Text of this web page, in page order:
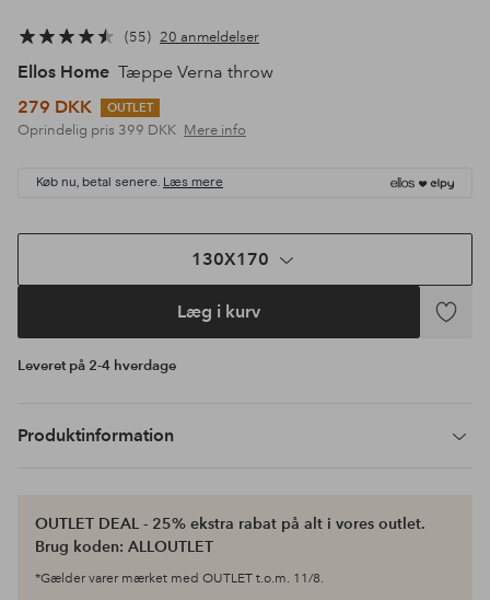
55 20 anmeldelser
Ellos Home Tæppe Verna throw
279 DKK
OUTLET
Oprindelig pris 399 DKK Mere info
Køb nu, betal senere. Læs mere
130X170
Læg i kurv
Tilføj
Leveret på 2-4 hverdage
Produktinformation
OUTLET DEAL - 25% ekstra rabat på alt i vores outlet.
Brug koden: ALLOUTLET
*Gælder varer mærket med OUTLET t.o.m. 11/8.